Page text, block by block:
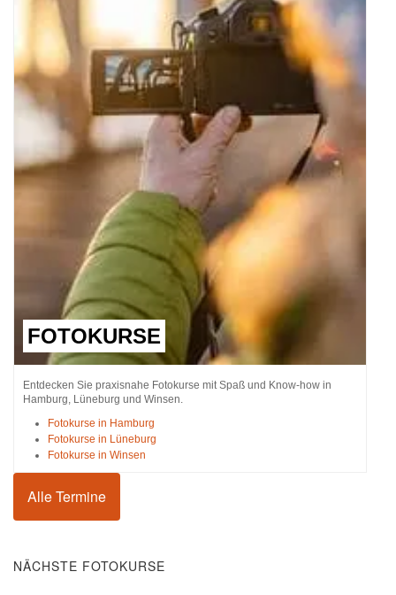
FOTOKURSE
Entdecken Sie praxisnahe Fotokurse mit Spaß und Know-how in
Hamburg, Lüneburg und Winsen.
Fotokurse in Hamburg
Fotokurse in Lüneburg
Fotokurse in Winsen
Alle Termine
NÄCHSTE FOTOKURSE